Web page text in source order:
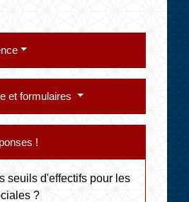
et formulaires
!
seuils d'effectifs pour les
?